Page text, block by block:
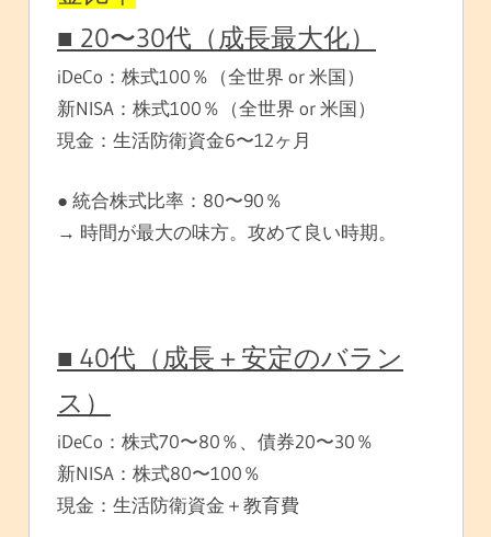
■ 20〜30代（成長最大化）
iDeCo：株式100％（全世界 or 米国）
新NISA：株式100％（全世界 or 米国）
現金：生活防衛資金6〜12ヶ月
● 統合株式比率：80〜90％
→ 時間が最大の味方。攻めて良い時期。
■ 40代（成長＋安定のバラン
ス）
iDeCo：株式70〜80％、債券20〜30％
新NISA：株式80〜100％
現金：生活防衛資金＋教育費